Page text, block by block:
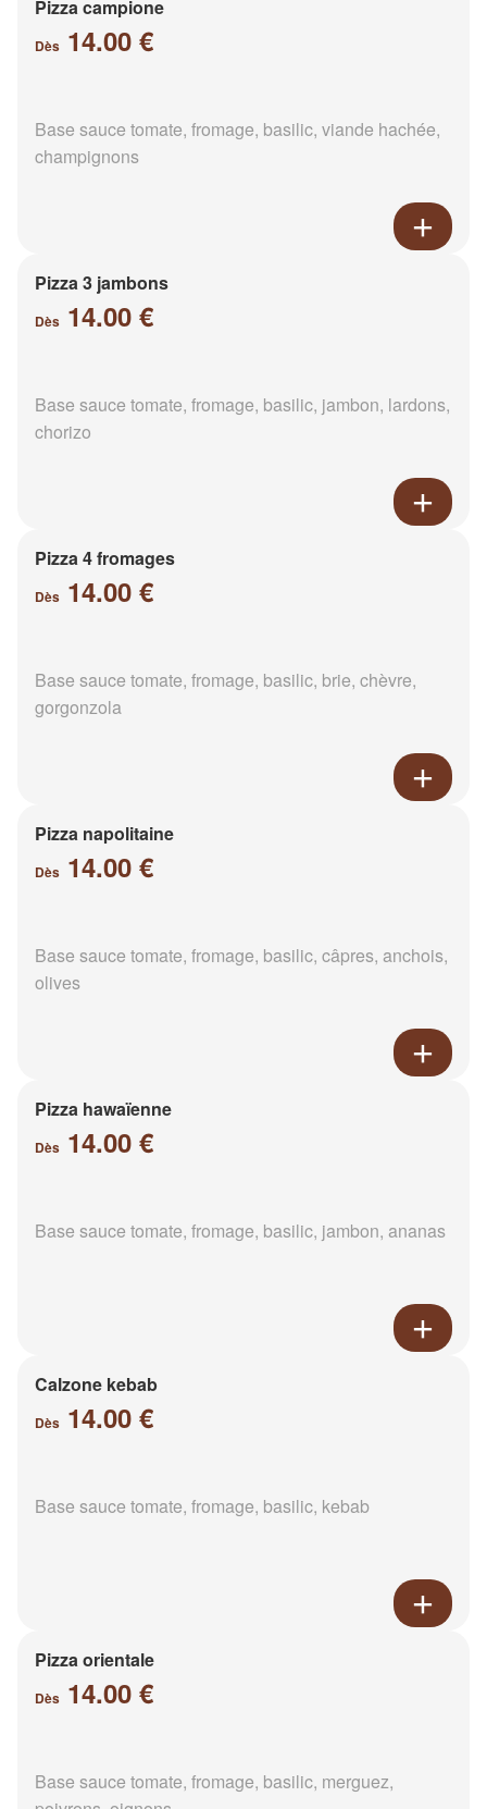
Pizza campione
Dès 14.00 €
Base sauce tomate, fromage, basilic, viande hachée,
champignons
Pizza 3 jambons
Dès 14.00 €
Base sauce tomate, fromage, basilic, jambon, lardons,
chorizo
Pizza 4 fromages
Dès 14.00 €
Base sauce tomate, fromage, basilic, brie, chèvre,
gorgonzola
Pizza napolitaine
Dès 14.00 €
Base sauce tomate, fromage, basilic, câpres, anchois,
olives
Pizza hawaïenne
Dès 14.00 €
Base sauce tomate, fromage, basilic, jambon, ananas
Calzone kebab
Dès 14.00 €
Base sauce tomate, fromage, basilic, kebab
Pizza orientale
Dès 14.00 €
Base sauce tomate, fromage, basilic, merguez,